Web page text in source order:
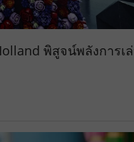
พิสูจน์พลังการเ